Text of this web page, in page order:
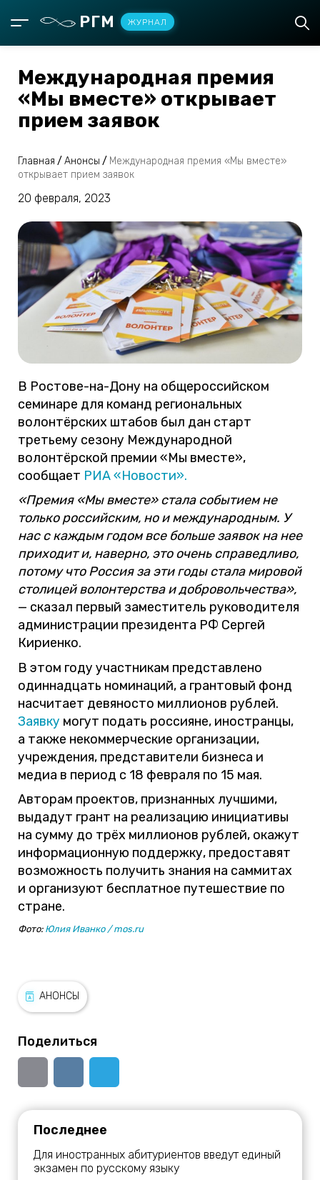
РГМ ЖУРНАЛ
Международная премия
«Мы вместе» открывает
прием заявок
Главная / Анонсы / Международная премия «Мы вместе»
открывает прием заявок
20 февраля, 2023
В Ростове-на-Дону на общероссийском
семинаре для команд региональных
волонтёрских штабов был дан старт
третьему сезону Международной
волонтёрской премии «Мы вместе»,
сообщает РИА «Новости».
«Премия «Мы вместе» стала событием не
только российским, но и международным. У
нас с каждым годом все больше заявок на нее
приходит и, наверно, это очень справедливо,
потому что Россия за эти годы стала мировой
столицей волонтерства и добровольчества»,
— сказал первый заместитель руководителя
администрации президента РФ Сергей
Кириенко.
В этом году участникам представлено
одиннадцать номинаций, а грантовый фонд
насчитает девяносто миллионов рублей.
Заявку могут подать россияне, иностранцы,
а также некоммерческие организации,
учреждения, представители бизнеса и
медиа в период с 18 февраля по 15 мая.
Авторам проектов, признанных лучшими,
выдадут грант на реализацию инициативы
на сумму до трёх миллионов рублей, окажут
информационную поддержку, предоставят
возможность получить знания на саммитах
и организуют бесплатное путешествие по
стране.
Фото: Юлия Иванко / mos.ru
АНОНСЫ
Поделиться
Последнее
Для иностранных абитуриентов введут единый
экзамен по русскому языку